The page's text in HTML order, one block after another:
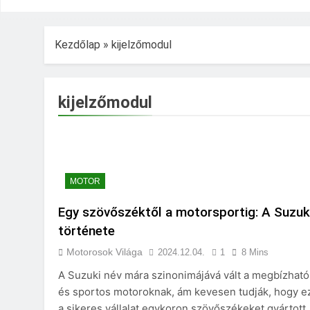
Kezdőlap » kijelzőmodul
kijelzőmodul
MOTOR
Egy szövőszéktől a motorsportig: A
története
Motorosok Világa 2024.12.04. 1 8 Mins
A Suzuki név mára szinonimájává vált a megbízható
és sportos motoroknak, ám kevesen tudják, hogy